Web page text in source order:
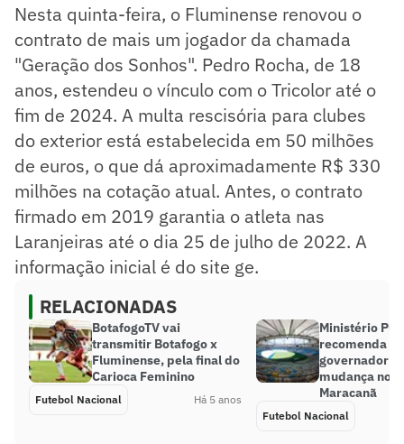
Nesta quinta-feira, o Fluminense renovou o
contrato de mais um jogador da chamada
"Geração dos Sonhos". Pedro Rocha, de 18
anos, estendeu o vínculo com o Tricolor até o
fim de 2024. A multa rescisória para clubes
do exterior está estabelecida em 50 milhões
de euros, o que dá aproximadamente R$ 330
milhões na cotação atual. Antes, o contrato
firmado em 2019 garantia o atleta nas
Laranjeiras até o dia 25 de julho de 2022. A
informação inicial é do site ge.
RELACIONADAS
BotafogoTV vai
transmitir Botafogo x
Fluminense, pela final do
Carioca Feminino
Futebol Nacional Há 5 anos
Ministério
recomenda
governador
mudança no
Maracanã
Futebol Nacional